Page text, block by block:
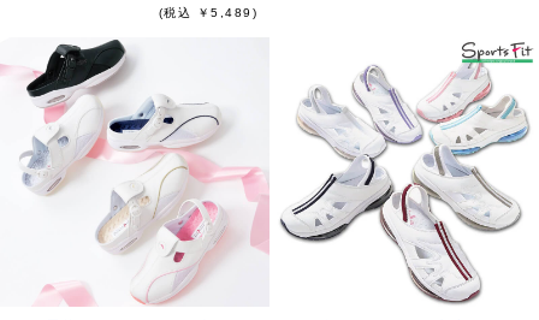
(税込 ￥5,489)